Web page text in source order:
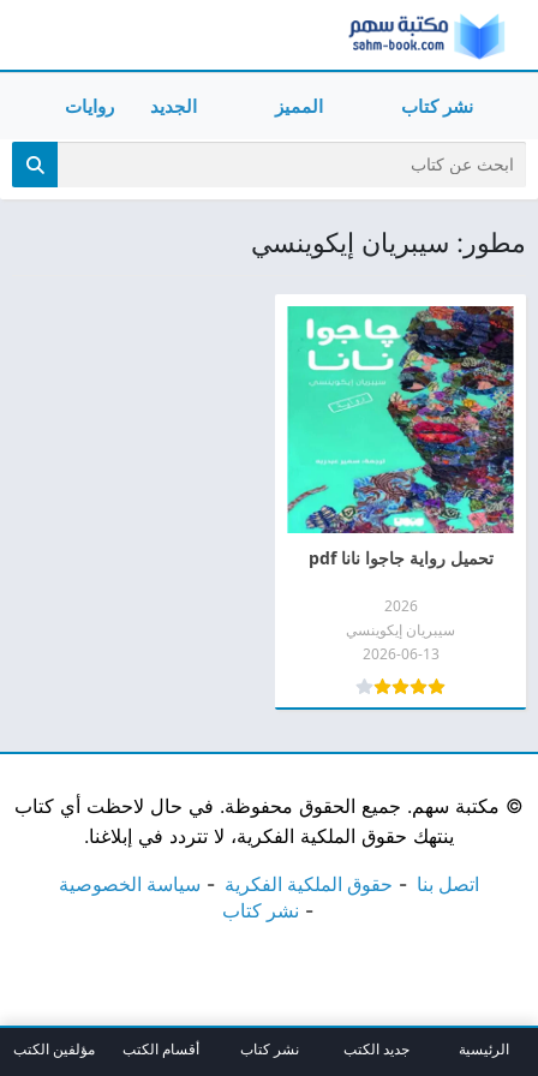
نشر كتاب المميز الجديد روايات
مطور: سيبريان إيكوينسي
تحميل رواية جاجوا نانا pdf
2026
سيبريان إيكوينسي
2026-06-13
© مكتبة سهم. جميع الحقوق محفوظة. في حال لاحظت أي كتاب
ينتهك حقوق الملكية الفكرية، لا تتردد في إبلاغنا.
اتصل بنا حقوق الملكية الفكرية
سياسة الخصوصية
نشر كتاب
الرئيسية جديد الكتب نشر كتاب أقسام الكتب مؤلفين الكتب